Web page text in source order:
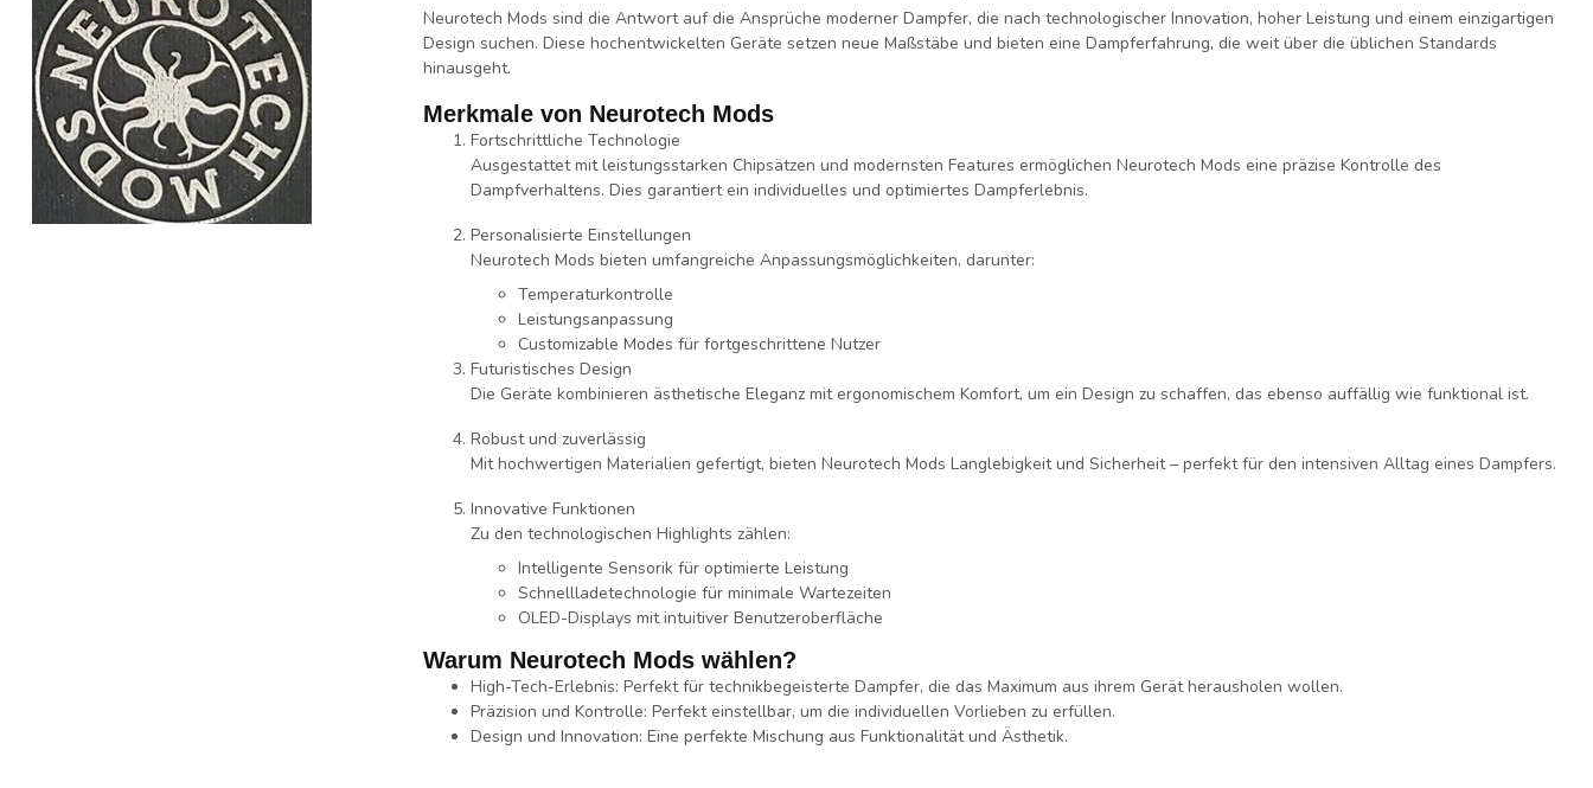
Neurotech Mods sind die Antwort auf die Ansprüche moderner Dampfer, die nach technologischer Innovation, hoher Leistung und einem einzigartigen
Design suchen. Diese hochentwickelten Geräte setzen neue Maßstäbe und bieten eine Dampferfahrung, die weit über die üblichen Standards
hinausgeht.
Merkmale von Neurotech Mods
Fortschrittliche Technologie
Ausgestattet mitleistungsstarken Chipsätzen und modernsten Features ermöglichen Neurotech Mods eine präzise Kontrolle des
Dampfverhaltens. Dies garantiert ein individuelles und optimiertes Dampferlebnis.
Personalisierte Einstellungen
Neurotech Mods bieten umfangreiche Anpassungsmöglichkeiten, darunter:
Temperaturkontrolle
Leistungsanpassung
Customizable Modes für fortgeschrittene Nutzer
Futuristisches Design
Die Geräte kombinieren ästhetische Eleganz mit ergonomischem Komfort, um ein Design zu schaffen, das ebenso auffällig wie funktional ist.
Robust und zuverlässig
Mit hochwertigen Materialien gefertigt, bieten Neurotech Mods Langlebigkeit und Sicherheit – perfekt für den intensiven Alltag eines Dampfers.
Innovative Funktionen
Zu den technologischen Highlights zählen:
Intelligente Sensorik für optimierte Leistung
Schnellladetechnologie für minimale Wartezeiten
OLED-Displays mit intuitiver Benutzeroberfläche
Warum Neurotech Mods wählen?
High-Tech-Erlebnis: Perfekt für technikbegeisterte Dampfer, die das Maximum aus ihrem Gerät herausholen wollen.
Präzision und Kontrolle: Perfekt einstellbar, um die individuellen Vorlieben zu erfüllen.
Design und Innovation: Eine perfekte Mischung aus Funktionalität und Ästhetik.